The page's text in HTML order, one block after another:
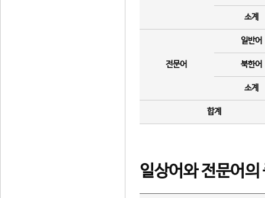
소계
전문어
일반어
북한어
소계
합계
일상어와 전문어의